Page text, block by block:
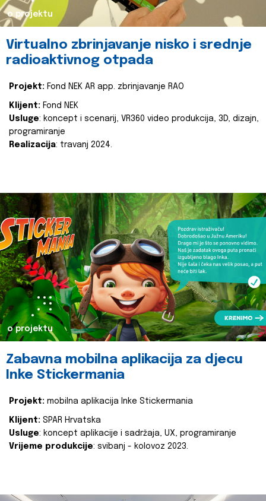
o projektu
Virtualno zbrinjavanje nisko i srednje
radioaktivnog otpada
Projekt: Fond NEK AR app. zbrinjavanje RAO
Klijent: Fond NEK
Usluge: koncept i scenarij, VR360 video produkcija, 3D, dizajn,
programiranje
Realizacija: travanj 2024.
o projektu
Zabavna mobilna aplikacija za djecu
Inke Stickermania
Projekt: mobilna aplikacija Inke Stickermania
Klijent: SPAR Hrvatska
Usluge: koncept aplikacije i sadržaja, UX, programiranje
Vrijeme produkcije: svibanj - kolovoz 2023.